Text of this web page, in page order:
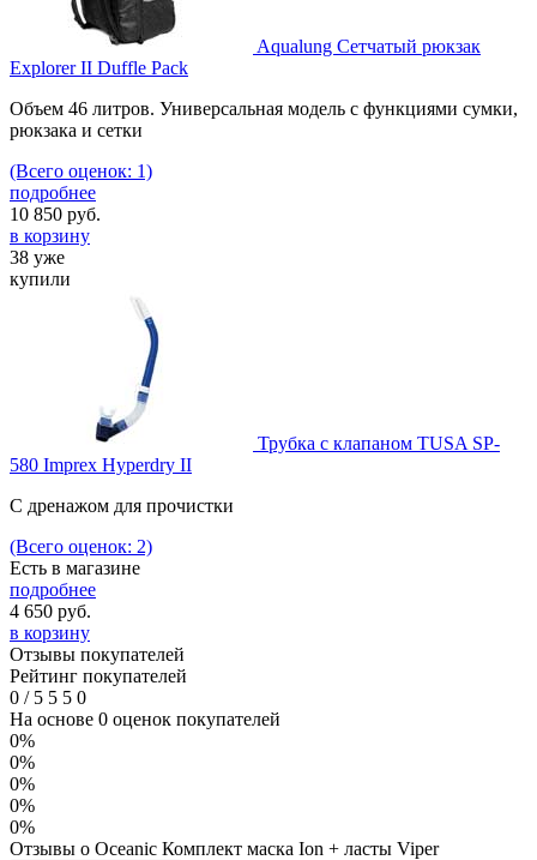
Aqualung Сетчатый рюкзак
Explorer II Duffle Pack
Объем 46 литров. Универсальная модель с функциями сумки,
рюкзака и сетки
(Всего оценок: 1)
подробнее
10 850 руб.
в корзину
38 уже
купили
Трубка с клапаном TUSA SP-
580 Imprex Hyperdry II
С дренажом для прочистки
(Всего оценок: 2)
Есть в магазине
подробнее
4 650 руб.
в корзину
Отзывы покупателей
Рейтинг покупателей
0 /5 5 5 0
На основе 0 оценок покупателей
0%
0%
0%
0%
0%
Отзывы о Oceanic Комплект маска Ion + ласты Viper